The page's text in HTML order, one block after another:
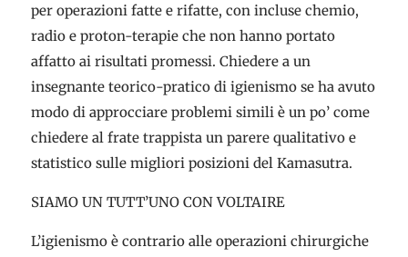
per operazioni fatte e rifatte, con incluse chemio,
radio e proton-terapie che non hanno portato
affatto ai risultati promessi. Chiedere a un
insegnante teorico-pratico di igienismo se ha avuto
modo di approcciare problemi simili è un po’ come
chiedere al frate trappista un parere qualitativo e
statistico sulle migliori posizioni del Kamasutra.
SIAMO UN TUTT’UNO CON VOLTAIRE
L’igienismo è contrario alle operazioni chirurgiche